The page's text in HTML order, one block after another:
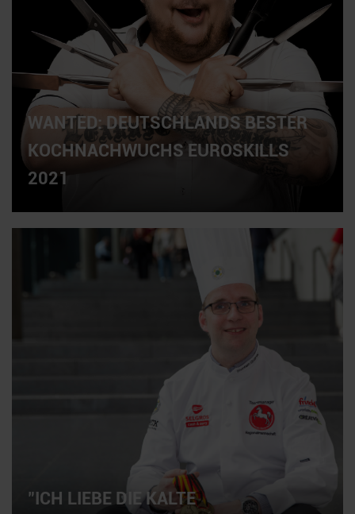
WANTED: DEUTSCHLANDS BESTER
KOCHNACHWUCHS EUROSKILLS
2021
"ICH LIEBE DIE KALTE